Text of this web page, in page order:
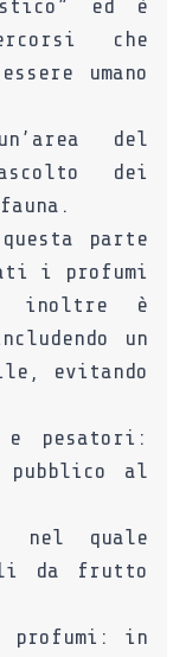
ed è
che
umano
del
dei
parte
i profumi
inoltre è
un
evitando
pesatori:
al
nel quale
da frutto
profumi: in